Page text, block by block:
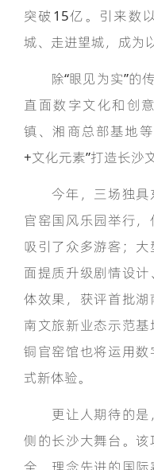
突破15亿。引来数
城、走进望城，成为
除“眼见为实”的传
直面数字文化和创
镇、湘商总部基地
+文化元素”打造长沙
今年，三场独具
官窑国风乐园举行，
吸引了众多游客；
面提质升级剧情设
体效果，获评首批
南文旅新业态示范
铜官窑馆也将运用
式新体验。
更让人期待的是
侧的长沙大舞台。